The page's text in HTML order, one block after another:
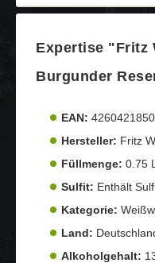
Expertise "Fritz
Burgunder
EAN:
Hersteller: Fritz
Füllmenge: 0.75 L
Sulfit: Enthält
Kategorie:
Land:
Alkoholgehalt: